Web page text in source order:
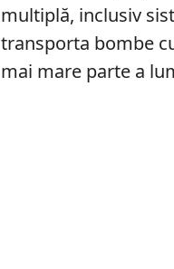
multiplă, inclusiv
transporta bombe
mai mare parte a